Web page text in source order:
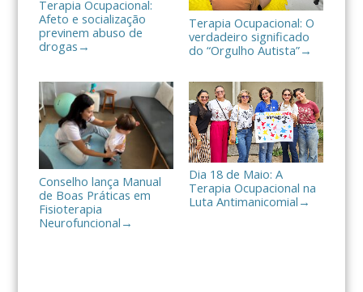
Terapia Ocupacional:
Afeto e socialização
previnem abuso de
drogas →
Terapia Ocupacional: O
verdadeiro significado
do “Orgulho Autista”→
Conselho lança Manual
de Boas Práticas em
Fisioterapia
Neurofuncional →
Dia 18 de Maio: A
Terapia Ocupacional na
Luta Antimanicomial →